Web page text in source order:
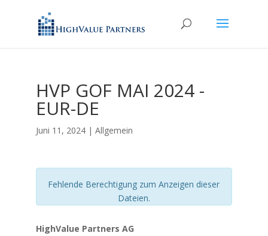
HVP GOF MAI 2024 -
EUR-DE
Juni 11, 2024| Allgemein
Fehlende Berechtigung zum Anzeigen dieser
Dateien.
HighValue Partners AG